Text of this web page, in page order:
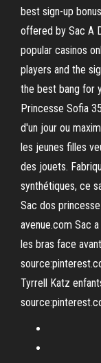
best sign-up
offered by Sac A
popular casinos
players and the
the best bang for
Princesse Sofia
d'un jour ou
les jeunes filles
des jouets.
synthétiques, ce
Sac dos
avenue.com Sac
les bras face
Tyrrell Katz